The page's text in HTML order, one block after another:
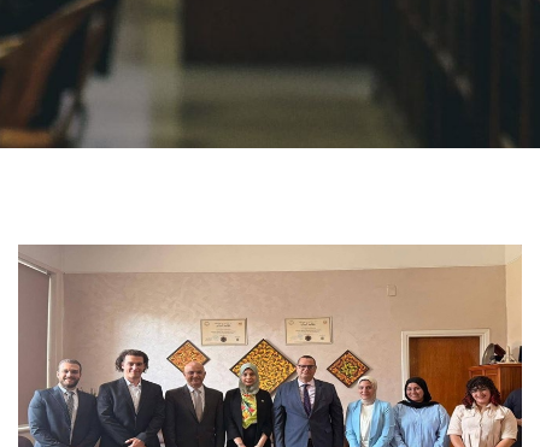
المراكز والوحدات
الأنظمة الذكية
الطلاب
هيئة التدريس
الدراسات العليا